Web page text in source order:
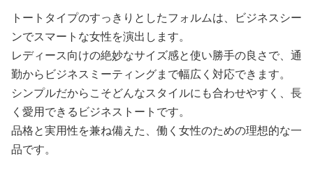
トートタイプのすっきりとしたフォルムは、ビジネスシー
ンでスマートな女性を演出します。
レディース向けの絶妙なサイズ感と使い勝手の良さで、通
勤からビジネスミーティングまで幅広く対応できます。
シンプルだからこそどんなスタイルにも合わせやすく、長
く愛用できるビジネストートです。
品格と実用性を兼ね備えた、働く女性のための理想的な一
品です。